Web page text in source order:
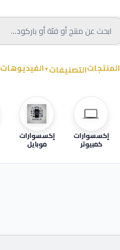
المنتجاتالتصنيفات ▼الفيديوهات
إكسسوارات
كمبيوتر
إكسسوارات
موبايل